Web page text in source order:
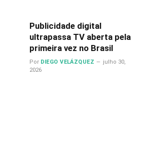
Publicidade digital
ultrapassa TV aberta pela
primeira vez no Brasil
Por DIEGO VELÁZQUEZ
julho 30,
2026